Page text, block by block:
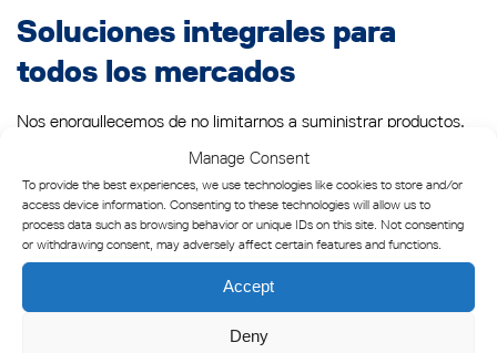
Manage Consent
To provide the best experiences, we use technologies like cookies to store and/or
access device information. Consenting to these technologies will allow us to
process data such as browsing behavior or unique IDs on this site. Not consenting
or withdrawing consent, may adversely affect certain features and functions.
Accept
Deny
Soluciones integrales para
todos los mercados
Nos enorgullecemos de no limitarnos a suministrar productos,
sino de desarrollar sistemas integrales adaptados a los estrictos
requisitos normativos de nuestras industrias. Con una gama
completa de soluciones adaptables, garantizamos que las
necesidades de cada cliente se satisfagan de forma eficaz y
fiable.